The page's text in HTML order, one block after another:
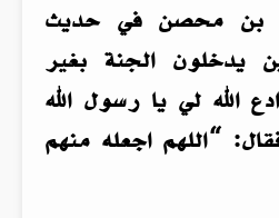
بن محصن في حديث
يدخلون الجنة بغير
الله لي يا رسول الله
“اللهم اجعله منهم